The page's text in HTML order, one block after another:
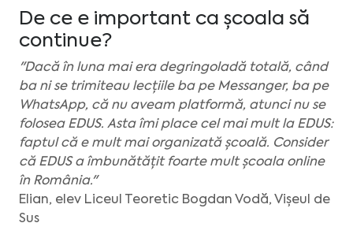
De ce e important ca școala să
continue?
"Dacă în luna mai era degringoladă totală, când
ba ni se trimiteau lecțiile ba pe Messanger, ba pe
WhatsApp, că nu aveam platformă, atunci nu se
folosea EDUS. Asta îmi place cel mai mult la EDUS:
faptul că e mult mai organizată școală. Consider
că EDUS a îmbunătățit foarte mult școala online
în România."
Elian, elev Liceul Teoretic Bogdan Vodă, Vișeul de
Sus